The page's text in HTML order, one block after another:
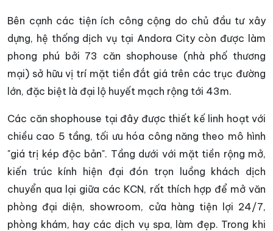
Bên cạnh các tiện ích công cộng do chủ đầu tư xây
dựng, hệ thống dịch vụ tại Andora City còn được làm
phong phú bởi 73 căn shophouse (nhà phố thương
mại) sở hữu vị trí mặt tiền đắt giá trên các trục đường
lớn, đặc biệt là đại lộ huyết mạch rộng tới 43m.
Các căn shophouse tại đây được thiết kế linh hoạt với
chiều cao 5 tầng, tối ưu hóa công năng theo mô hình
"giá trị kép độc bản". Tầng dưới với mặt tiền rộng mở,
kiến trúc kính hiện đại đón trọn luồng khách dịch
chuyển qua lại giữa các KCN, rất thích hợp để mở văn
phòng đại diện, showroom, cửa hàng tiện lợi 24/7,
phòng khám, hay các dịch vụ spa, làm đẹp. Trong khi